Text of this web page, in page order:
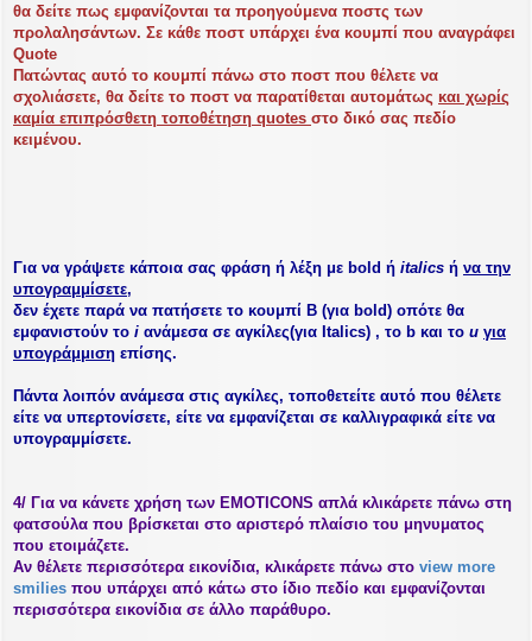
θα δείτε πως εμφανίζονται τα προηγούμενα ποστς των
προλαλησάντων. Σε κάθε ποστ υπάρχει ένα κουμπί που αναγράφει
Quote
Πατώντας αυτό το κουμπί πάνω στο ποστ που θέλετε να
σχολιάσετε, θα δείτε το ποστ να παρατίθεται αυτομάτως και χωρίς
καμία επιπρόσθετη τοποθέτηση quotes στο δικό σας πεδίο
κειμένου.
Για να γράψετε κάποια σας φράση ή λέξη με bold ή italics ή να την
υπογραμμίσετε,
δεν έχετε παρά να πατήσετε το κουμπί Β (για bold) οπότε θα
εμφανιστούν το i ανάμεσα σε αγκίλες(για Italics) , το b και το u για
υπογράμμιση επίσης.
Πάντα λοιπόν ανάμεσα στις αγκίλες, τοποθετείτε αυτό που θέλετε
είτε να υπερτονίσετε, είτε να εμφανίζεται σε καλλιγραφικά είτε να
υπογραμμίσετε.
4/ Για να κάνετε χρήση των EMOTICONS απλά κλικάρετε πάνω στη
φατσούλα που βρίσκεται στο αριστερό πλαίσιο του μηνυματος
που ετοιμάζετε.
Αν θέλετε περισσότερα εικονίδια, κλικάρετε πάνω στο view more
smilies που υπάρχει από κάτω στο ίδιο πεδίο και εμφανίζονται
περισσότερα εικονίδια σε άλλο παράθυρο.